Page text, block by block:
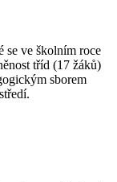
se ve školním roce
tříd (17 žáků)
sborem